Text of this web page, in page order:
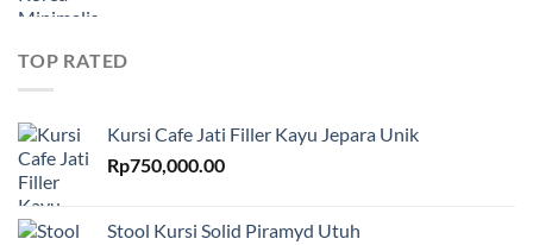
TOP RATED
Kursi Cafe Jati Filler Kayu Jepara Unik
Rp750,000.00
Stool Kursi Solid Piramyd Utuh